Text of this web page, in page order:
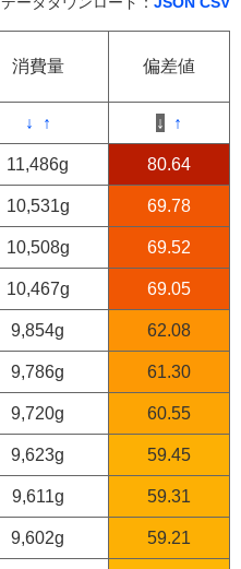
消費量 偏差値
↓ ↑ ↓ ↑
11,486g 80.64
10,531g 69.78
10,508g 69.52
10,467g 69.05
9,854g 62.08
9,786g 61.30
9,720g 60.55
9,623g 59.45
9,611g 59.31
9,602g 59.21